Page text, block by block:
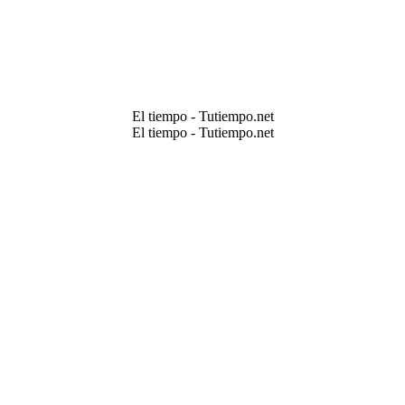
El tiempo - Tutiempo.net
El tiempo - Tutiempo.net